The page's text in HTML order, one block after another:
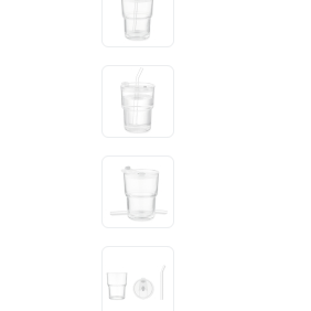
View larger image